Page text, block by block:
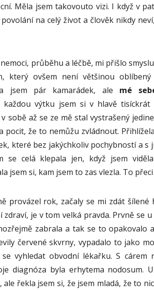
Měla jsem takovouto vizi. I když v
na celý život a člověk nikdy
průběhu a léčbě, mi přišlo
který ovšem není většinou
jsem pár kamarádek, ale mé
každou výtku jsem si v hlavě
sobě až se ze mě stal vystrašený
pocit, že to nemůžu zvládnout.
které bez jakýchkoliv pochybností a s
se celá klepala jen, když jsem
jsem si, kam jsem to zas vlezla. To
provázel rok, začaly se mi zdát
zdraví, je v tom velká pravda. Prvně se
zabrala a tak se to opakovalo
červené skvrny, vypadalo to jako
vyhledat obvodní lékařku. S cárem
diagnóza byla erhytema nodosum.
řekla jsem si, že jsem mladá, že to